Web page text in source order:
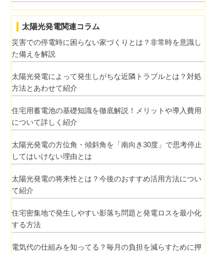
太陽光発電関連コラム
災害での停電時に困らない家づくりとは？非常時を意識し
た備えを解説
太陽光発電によって発生しがちな近隣トラブルとは？対処
方法とあわせて紹介
住宅用蓄電池の基礎知識を徹底解説！メリットや導入費用
について詳しく紹介
太陽光発電の方位角・傾斜角を「南向き30度」で思考停止
してはいけない理由とは
太陽光発電の将来性とは？今後のおすすめ活用方法につい
て紹介
住宅密集地で発生しやすい影落ち問題と発電ロスを最小化
する方法
電気代の仕組みを知ってる？毎月の負担を減らすために押